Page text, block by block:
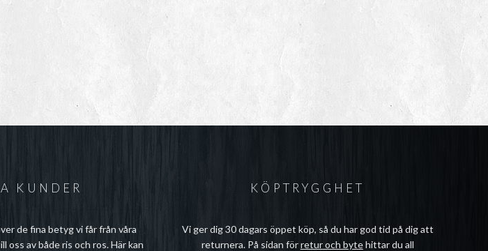
KUNDER
de fina betyg vi får från våra
oss av både ris och ros. Här kan
KÖPTRYGGHET
Vi ger dig 30 dagars öppet köp, så du har god tid på dig att
returnera. På sidan förretur och bytehittar du all